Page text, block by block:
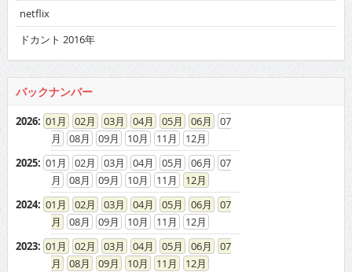
netflix
ドカント 2016年
バックナンバー
2026: 01 02 03 04 05 06
07
08
09 10 11
12
2025: 01 02 03 04 05 06
07
08
09 10 11
12
2024: 01 02 03 04 05 06
07
08
09 10 11
12
2023: 01 02 03 04 05 06
07
08
09 10 11
12